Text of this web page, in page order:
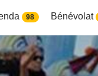
98 Bénévolat